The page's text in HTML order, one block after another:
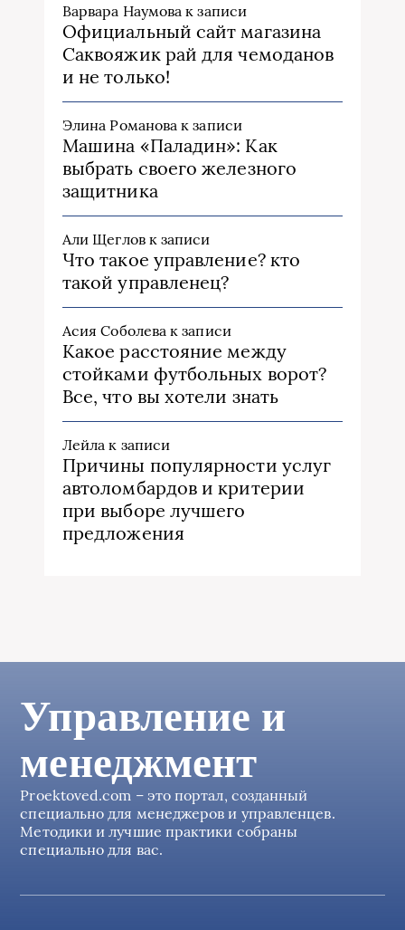
Варвара Наумова к записи
Официальный сайт магазина
Саквояжик рай для чемоданов
и не только!
Элина Романова к записи
Машина «Паладин»: Как
выбрать своего железного
защитника
Али Щегловк записи
Что такое управление? кто
такой управленец?
Асия Соболева к записи
Какое расстояние между
стойками футбольных ворот?
Все, что вы хотели знать
Лейла к записи
Причины популярности услуг
автоломбардов и критерии
при выборе лучшего
предложения
Управление и
менеджмент
Proektoved.com – это портал, созданный
специально для менеджеров и управленцев.
Методики и лучшие практики собраны
специально для вас.